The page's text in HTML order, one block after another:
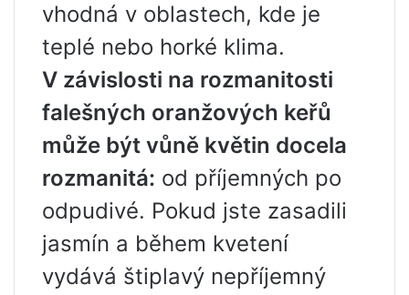
vhodná v oblastech, kde je
teplé nebo horké klima.
V závislosti na rozmanitosti
falešných oranžových keřů
může být vůně květin docela
rozmanitá: od příjemných po
odpudivé. Pokud jste zasadili
jasmín a během kvetení
vydává štiplavý nepříjemný